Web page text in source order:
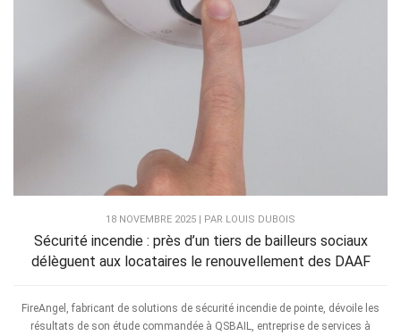
18 NOVEMBRE 2025 | PAR LOUIS DUBOIS
Sécurité incendie : près d’un tiers de bailleurs sociaux
délèguent aux locataires le renouvellement des DAAF
FireAngel, fabricant de solutions de sécurité incendie de pointe, dévoile les
résultats de son étude commandée à QSBAIL, entreprise de services à